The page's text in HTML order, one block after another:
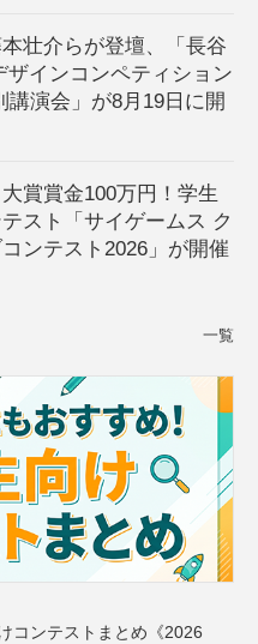
壮介らが登壇、「長谷
ザインコンペティション
講演会」が8月19日に開
大賞賞金100万円！学生
スト「サイゲームス ク
ンテスト2026」が開催
一覧
コンテストまとめ《2026